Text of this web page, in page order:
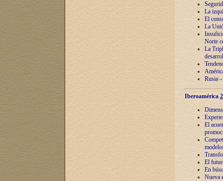
La
El
La
Norte
La
Rusia
Iberoamérica
El
El
En
Nueva